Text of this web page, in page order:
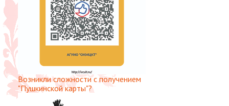
Возникли сложности с получением
"Пушкинской карты"?